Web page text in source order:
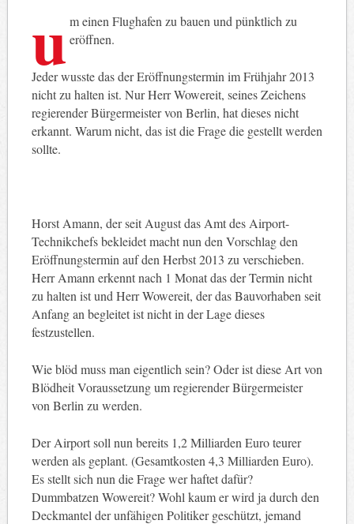
u m einen Flughafen zu bauen und pünktlich zu
eröffnen.
Jeder wusste das der Eröffnungstermin im Frühjahr 2013
nicht zu halten ist. Nur Herr Wowereit, seines Zeichens
regierender Bürgermeister von Berlin, hat dieses nicht
erkannt. Warum nicht, das ist die Frage die gestellt werden
sollte.
Horst Amann, der seit August das Amt des Airport-
Technikchefs bekleidet macht nun den Vorschlag den
Eröffnungstermin auf den Herbst 2013 zu verschieben.
Herr Amann erkennt nach 1 Monat das der Termin nicht
zu halten ist und Herr Wowereit, der das Bauvorhaben seit
Anfang an begleitet ist nicht in der Lage dieses
festzustellen.
Wie blöd muss man eigentlich sein? Oder ist diese Art von
Blödheit Voraussetzung um regierender Bürgermeister
von Berlin zu werden.
Der Airport soll nun bereits 1,2 Milliarden Euro teurer
werden als geplant. (Gesamtkosten 4,3 Milliarden Euro).
Es stellt sich nun die Frage wer haftet dafür?
Dummbatzen Wowereit? Wohl kaum er wird ja durch den
Deckmantel der unfähigen Politiker geschützt, jemand